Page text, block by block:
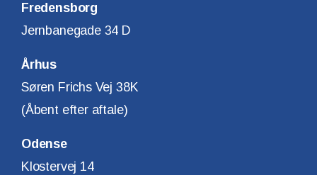
Fredensborg
Jernbanegade 34 D
Århus
Søren Frichs Vej 38K
(Åbent efter aftale)
Odense
Klostervej 14